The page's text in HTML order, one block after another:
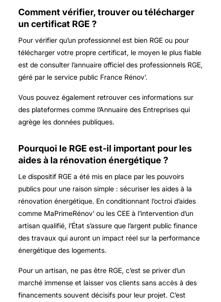
Comment vérifier, trouver ou télécharger
un certificat RGE ?
Pour vérifier qu’un professionnel est bien RGE ou pour
télécharger votre propre certificat, le moyen le plus fiable
est de consulter l’annuaire officiel des professionnels RGE,
géré par le service public France Rénov’.
Vous pouvez également retrouver ces informations sur
des plateformes comme l’Annuaire des Entreprises qui
agrège les données publiques.
Pourquoi le RGE est-il important pour les
aides à la rénovation énergétique ?
Le dispositif RGE a été mis en place par les pouvoirs
publics pour une raison simple : sécuriser les aides à la
rénovation énergétique. En conditionnant l’octroi d’aides
comme MaPrimeRénov’ ou les CEE à l’intervention d’un
artisan qualifié, l’État s’assure que l’argent public finance
des travaux qui auront un impact réel sur la performance
énergétique des logements.
Pour un artisan, ne pas être RGE, c’est se priver d’un
marché immense et laisser vos clients sans accès à des
financements souvent décisifs pour leur projet. C’est